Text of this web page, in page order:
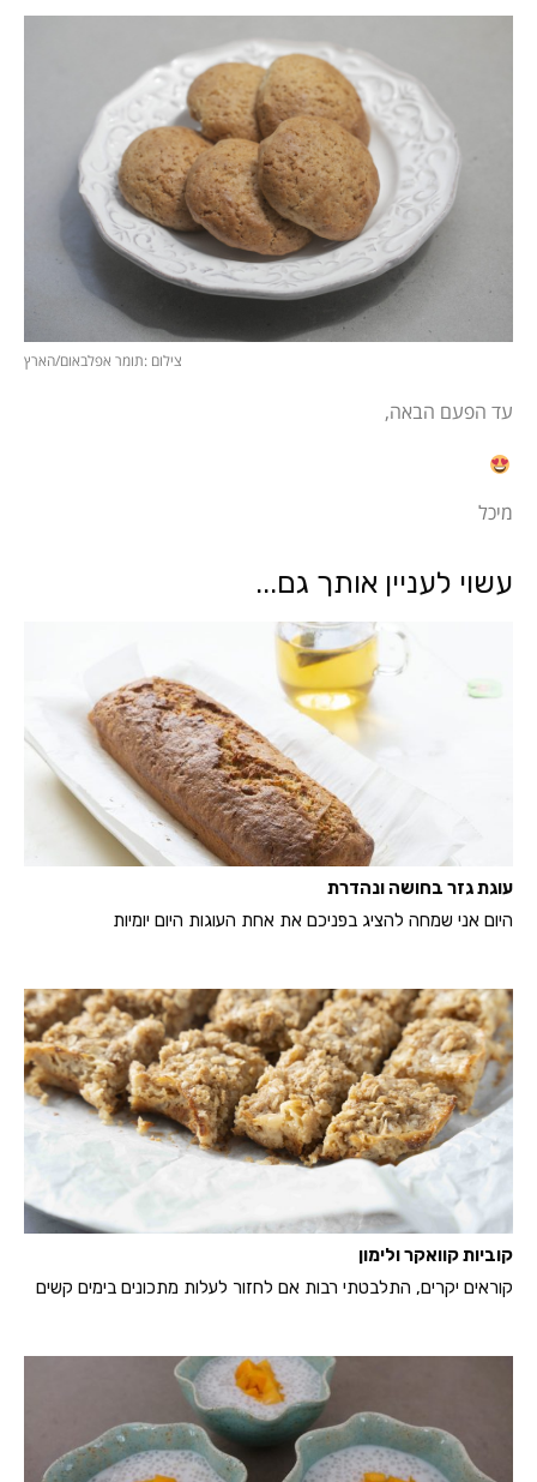
צילום :תומר אפלבאום/הארץ
עד הפעם הבאה,
מיכל
עשוי לעניין אותך גם...
עוגת גזר בחושה ונהדרת
היום אני שמחה להציג בפניכם את אחת העוגות היום יומיות
קוביות קוואקר ולימון
קוראים יקרים, התלבטתי רבות אם לחזור לעלות מתכונים בימים קשים